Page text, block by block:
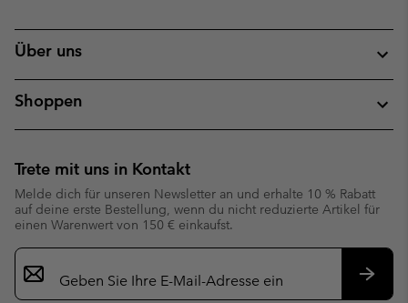
Über uns
Shoppen
Trete mit uns in Kontakt
Melde dich für unseren Newsletter an und erhalte 10 % Rabatt
auf deine erste Bestellung, wenn du nicht reduzierte Artikel für
einen Warenwert von 150 € einkaufst.
Newsletter-
Anmeldung